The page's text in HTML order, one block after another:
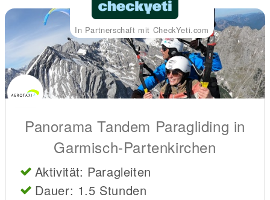
In Partnerschaft mit CheckYeti.com
Panorama Tandem Paragliding in
Garmisch-Partenkirchen
Aktivität: Paragleiten
Dauer: 1.5 Stunden